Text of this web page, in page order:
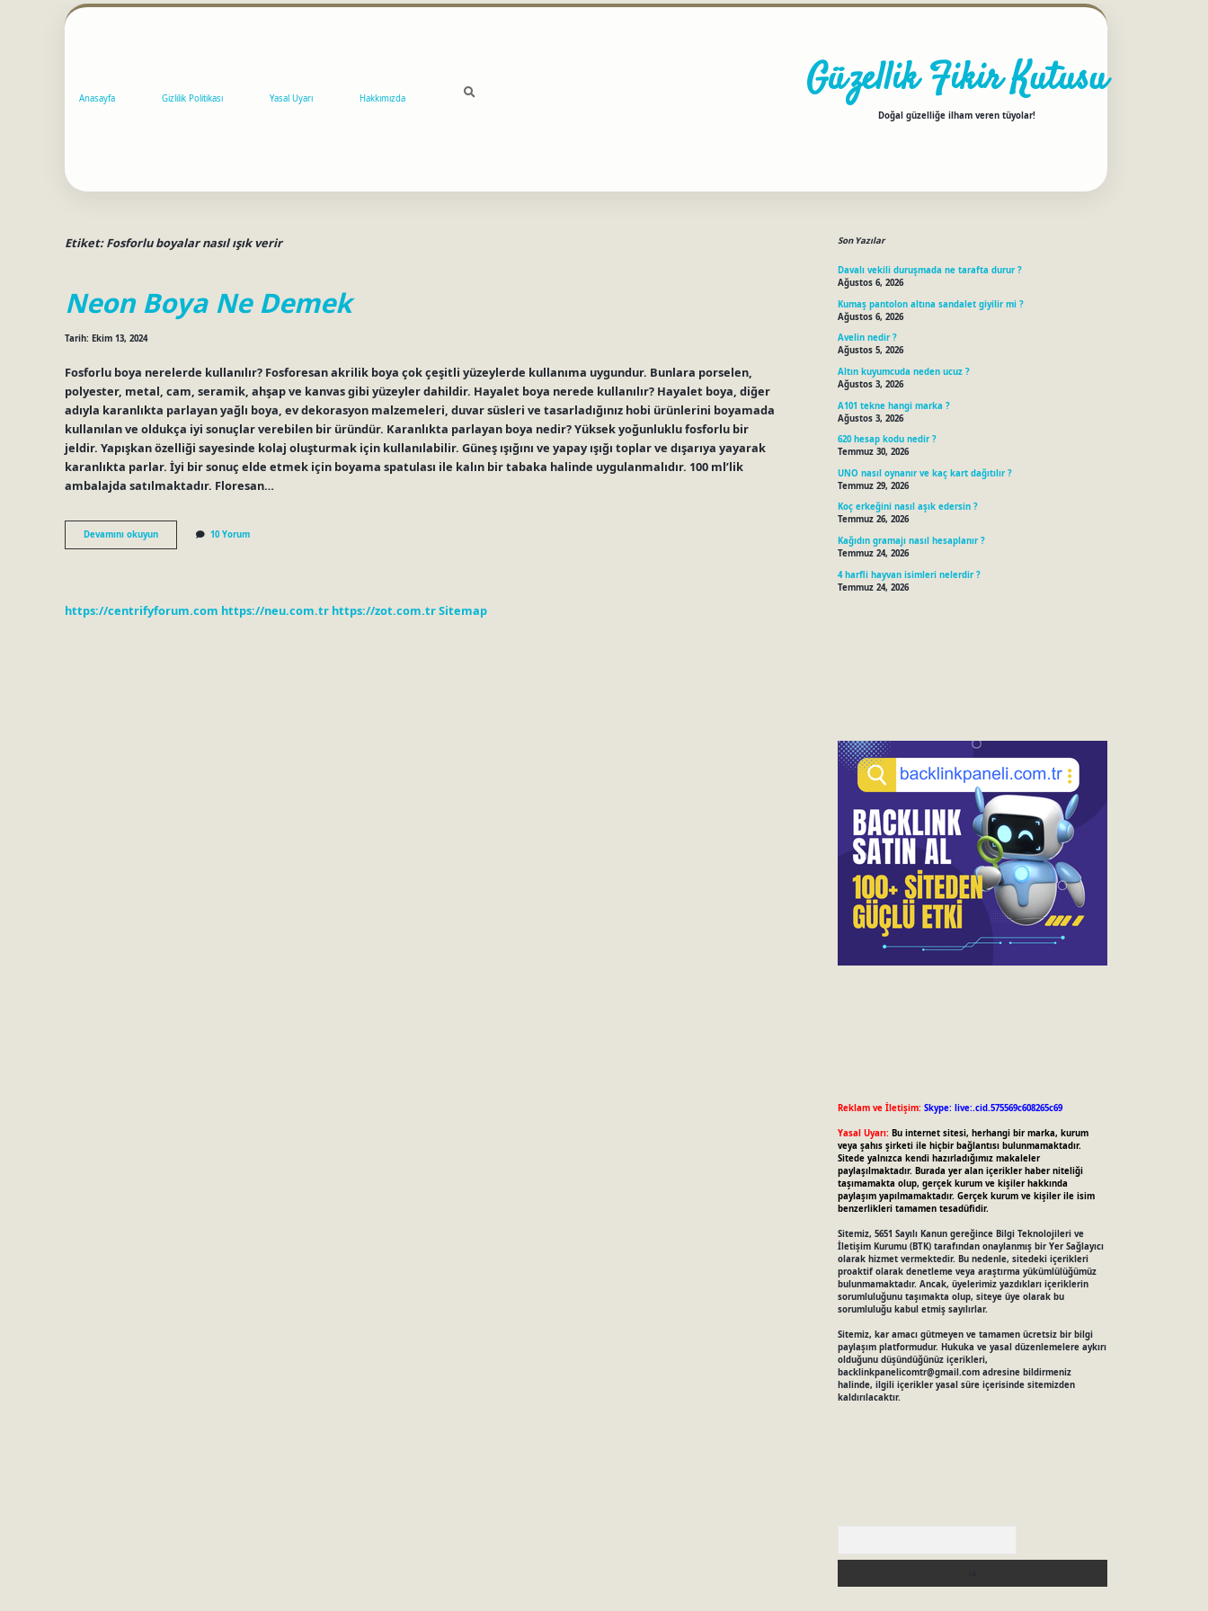
Anasayfa Gizlilik Politikası Yasal Uyarı Hakkımızda Güzellik Fikir Kutusu
Doğal güzelliğe ilham veren tüyolar!
Etiket:Fosforlu boyalar nasıl ışık verir
Neon Boya Ne Demek
Tarih: Ekim 13, 2024
Fosforlu boya nerelerde kullanılır? Fosforesan akrilik boya çok çeşitli yüzeylerde kullanıma uygundur. Bunlara porselen,
polyester, metal, cam, seramik, ahşap ve kanvas gibi yüzeyler dahildir. Hayalet boya nerede kullanılır? Hayalet boya, diğer
adıyla karanlıkta parlayan yağlı boya, ev dekorasyon malzemeleri, duvar süsleri ve tasarladığınız hobi ürünlerini boyamada
kullanılan ve oldukça iyi sonuçlar verebilen bir üründür. Karanlıkta parlayan boya nedir? Yüksek yoğunluklu fosforlu bir
jeldir. Yapışkan özelliği sayesinde kolaj oluşturmak için kullanılabilir. Güneş ışığını ve yapay ışığı toplar ve dışarıya yayarak
karanlıkta parlar. İyi bir sonuç elde etmek için boyama spatulası ile kalın bir tabaka halinde uygulanmalıdır. 100 ml’lik
ambalajda satılmaktadır. Floresan…
Devamını okuyunNeon
Boya
10 Yorum
https://centrifyforum.com https://neu.com.tr https://zot.com.trSitemap
Son Yazılar
Davalı vekili duruşmada ne tarafta durur ?
Ağustos 6, 2026
Kumaş pantolon altına sandalet giyilir mi ?
Ağustos 6, 2026
Avelin nedir ?
Ağustos 5, 2026
Altın kuyumcuda neden ucuz ?
Ağustos 3, 2026
A101 tekne hangi marka ?
Ağustos 3, 2026
620 hesap kodu nedir ?
Temmuz 30, 2026
UNO nasıl oynanır ve kaç kart dağıtılır ?
Temmuz 29, 2026
Koç erkeğini nasıl aşık edersin ?
Temmuz 26, 2026
Kağıdın gramajı nasıl hesaplanır ?
Temmuz 24, 2026
4 harfli hayvan isimleri nelerdir ?
Temmuz 24, 2026
Reklam ve İletişim: Skype: live:.cid.575569c608265c69
Yasal Uyarı: Bu internet sitesi, herhangi bir marka, kurum
veya şahıs şirketi ile hiçbir bağlantısı bulunmamaktadır.
Sitede yalnızca kendi hazırladığımız makaleler
paylaşılmaktadır. Burada yer alan içerikler haber niteliği
taşımamakta olup, gerçek kurum ve kişiler hakkında
paylaşım yapılmamaktadır. Gerçek kurum ve kişiler ile isim
benzerlikleri tamamen tesadüfidir.
Sitemiz, 5651 Sayılı Kanun gereğince Bilgi Teknolojileri ve
İletişim Kurumu (BTK) tarafından onaylanmış bir Yer Sağlayıcı
olarak hizmet vermektedir. Bu nedenle, sitedeki içerikleri
proaktif olarak denetleme veya araştırma yükümlülüğümüz
bulunmamaktadır. Ancak, üyelerimiz yazdıkları içeriklerin
sorumluluğunu taşımakta olup, siteye üye olarak bu
sorumluluğu kabul etmiş sayılırlar.
Sitemiz, kar amacı gütmeyen ve tamamen ücretsiz bir bilgi
paylaşım platformudur. Hukuka ve yasal düzenlemelere aykırı
olduğunu düşündüğünüz içerikleri,
backlinkpanelicomtr@gmail.comadresine bildirmeniz
halinde, ilgili içerikler yasal süre içerisinde sitemizden
kaldırılacaktır.